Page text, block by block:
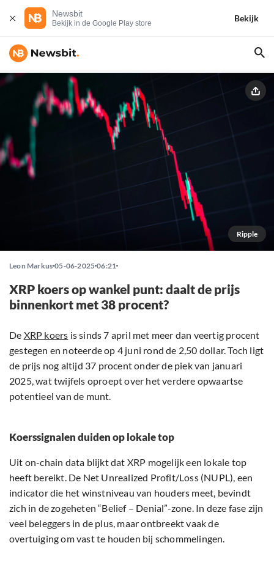
Newsbit
Bekijk in de Google Play store
Bekijk
Ripple
Leon Markus 05-06-2025 06:21
XRP koers op wankel punt: daalt de prijs
binnenkort met 38 procent?
De XRP koers is sinds 7 april met meer dan veertig procent
gestegen en noteerde op 4 juni rond de 2,50 dollar. Toch ligt
de prijs nog altijd 37 procent onder de piek van januari
2025, wat twijfels oproept over het verdere opwaartse
potentieel van de munt.
Koerssignalen duiden op lokale top
Uit on-chain data blijkt dat XRP mogelijk een lokale top
heeft bereikt. De Net Unrealized Profit/Loss (NUPL), een
indicator die het winstniveau van houders meet, bevindt
zich in de zogeheten “Belief – Denial”-zone. In deze fase zijn
veel beleggers in de plus, maar ontbreekt vaak de
overtuiging om vast te houden bij schommelingen.